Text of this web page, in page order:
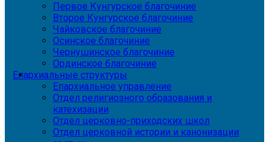
Первое Кунгурское благочиние
Второе Кунгурское благочиние
Чайковское благочиние
Осинское благочиние
Чернушинское благочиние
Ординское благочиние
Епархиальные структуры
Епархиальное управление
Отдел религиозного образования и
катехизации
Отдел церковно-приходских школ
Отдел церковной истории и канонизации